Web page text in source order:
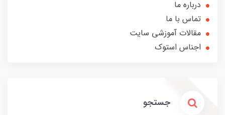
درباره ما
تماس با ما
مقالات آموزشی سایت
اجناس استوک
جستجو